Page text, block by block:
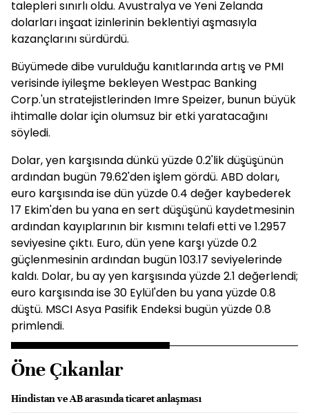
talepleri sınırlı oldu. Avustralya ve Yeni Zelanda
dolarları inşaat izinlerinin beklentiyi aşmasıyla
kazançlarını sürdürdü.
Büyümede dibe vurulduğu kanıtlarında artış ve PMI
verisinde iyileşme bekleyen Westpac Banking
Corp.'un stratejistlerinden Imre Speizer, bunun büyük
ihtimalle dolar için olumsuz bir etki yaratacağını
söyledi.
Dolar, yen karşısında dünkü yüzde 0.2'lik düşüşünün
ardından bugün 79.62'den işlem gördü. ABD doları,
euro karşısında ise dün yüzde 0.4 değer kaybederek
17 Ekim'den bu yana en sert düşüşünü kaydetmesinin
ardından kayıplarının bir kısmını telafi etti ve 1.2957
seviyesine çıktı. Euro, dün yene karşı yüzde 0.2
güçlenmesinin ardından bugün 103.17 seviyelerinde
kaldı. Dolar, bu ay yen karşısında yüzde 2.1 değerlendi;
euro karşısında ise 30 Eylül'den bu yana yüzde 0.8
düştü. MSCI Asya Pasifik Endeksi bugün yüzde 0.8
primlendi.
Öne Çıkanlar
Hindistan ve AB arasında ticaret anlaşması